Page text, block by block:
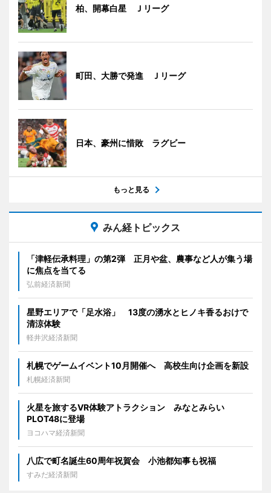
柏、開幕白星 Ｊリーグ
町田、大勝で発進 Ｊリーグ
日本、豪州に惜敗 ラグビー
もっと見る
みん経トピックス
「津軽伝承料理」の第2弾 正月や盆、農事など人が集う場
に焦点を当てる
弘前経済新聞
星野エリアで「足水浴」 13度の湧水とヒノキ香るおけで
清涼体験
軽井沢経済新聞
札幌でゲームイベント10月開催へ 高校生向け企画を新設
札幌経済新聞
火星を旅するVR体験アトラクション みなとみらい
PLOT48に登場
ヨコハマ経済新聞
八広で町名誕生60周年祝賀会 小池都知事も祝福
すみだ経済新聞